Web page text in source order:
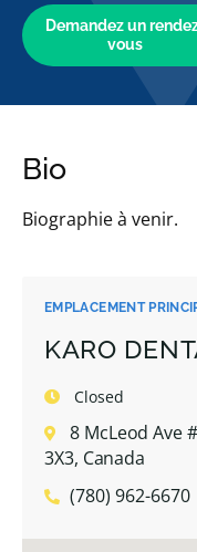
Demandez un
vous
EMPLACEMENT
KARO
Closed
8 McLeod Ave
3X3, Canada
(780) 962-6670
Bio
Biographie à venir.